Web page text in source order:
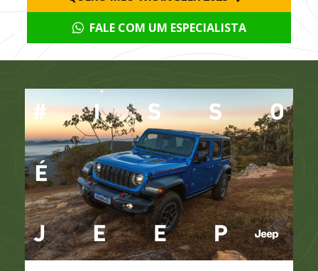
FALE COM UM ESPECIALISTA